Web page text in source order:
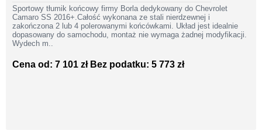
Sportowy tłumik końcowy firmy Borla dedykowany do Chevrolet
Camaro SS 2016+.Całość wykonana ze stali nierdzewnej i
zakończona 2 lub 4 polerowanymi końcówkami. Układ jest idealnie
dopasowany do samochodu, montaż nie wymaga żadnej modyfikacji.
Wydech m..
Cena od: 7 101 zł Bez podatku: 5 773 zł